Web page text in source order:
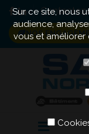
NOS
Sur ce site, nous
audience,
vous et améliorer